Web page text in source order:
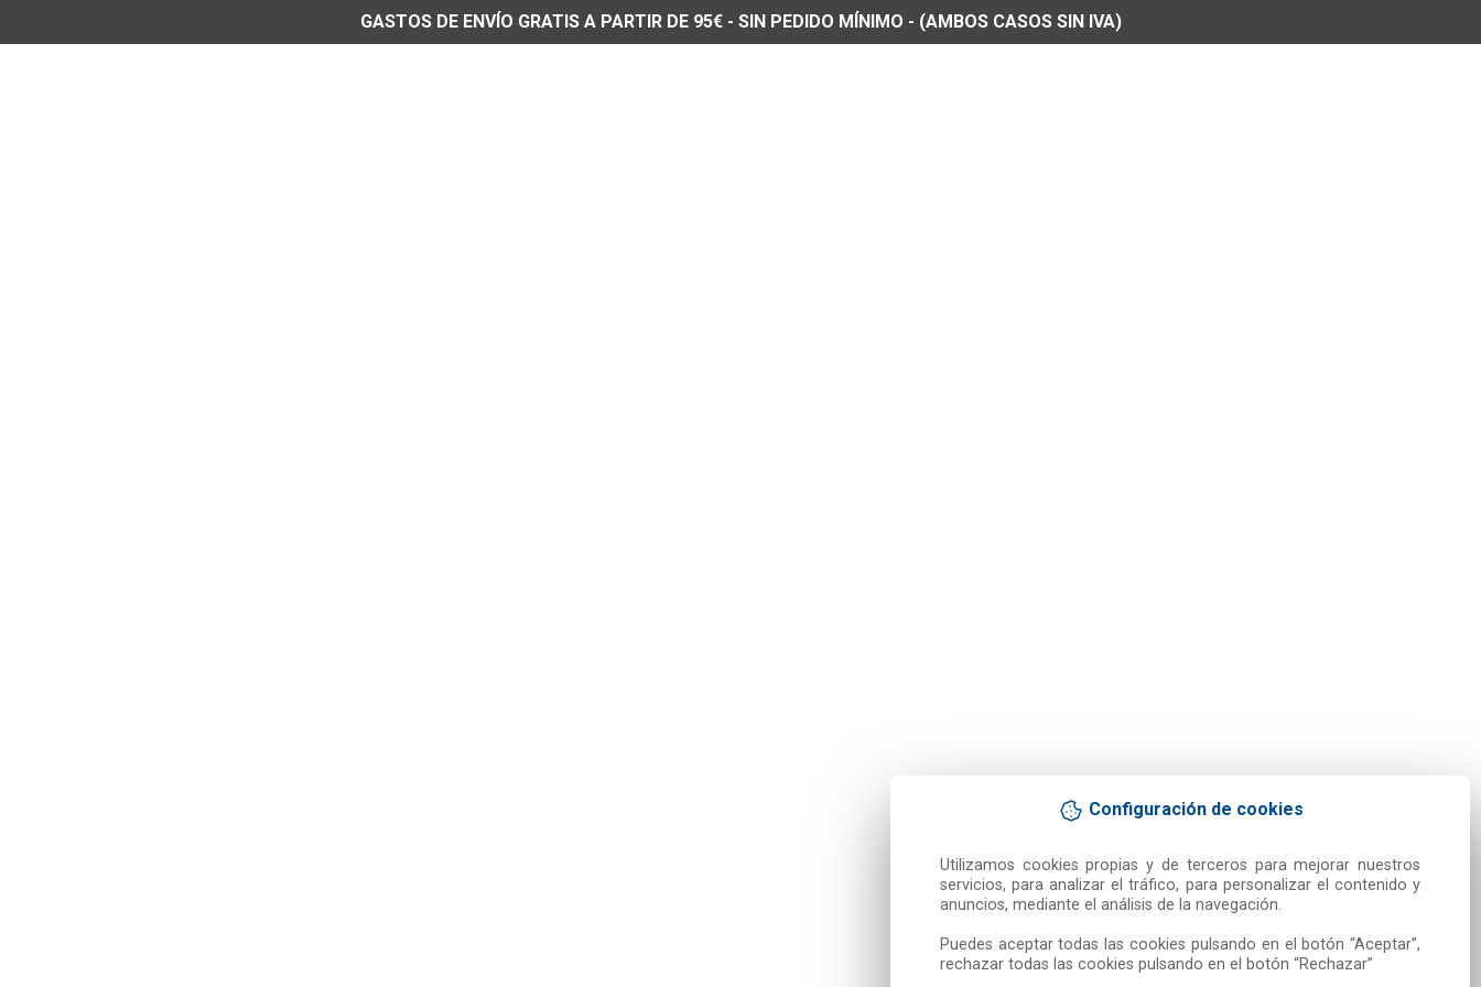
Configuración de cookies
Utilizamos cookies propias y de terceros para mejorar nuestros
servicios, para analizar el tráfico, para personalizar el contenido y
anuncios, mediante el análisis de la navegación.
Puedes aceptar todas las cookies pulsando en el botón “Aceptar”,
rechazar todas las cookies pulsando en el botón “Rechazar”
GASTOS DE ENVÍO GRATIS A PARTIR DE 95€ - SIN PEDIDO MÍNIMO - (AMBOS CASOS SIN IVA)